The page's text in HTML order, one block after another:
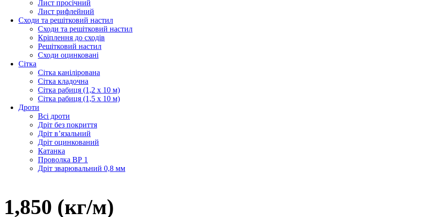
Лист просічний
Лист рифлейний
Сходи та решітковий настил
Сходи та решітковий настил
Кріплення до сходів
Решітковий настил
Сходи оцинковані
Сітка
Сітка канілірована
Сітка кладочна
Сітка рабиця (1,2 x 10 м)
Сітка рабиця (1,5 x 10 м)
Дроти
Всі дроти
Дріт без покриття
Дріт в’язальний
Дріт оцинкований
Катанка
Проволка ВР 1
Дріт зварювальний 0,8 мм
1,850 (кг/м)